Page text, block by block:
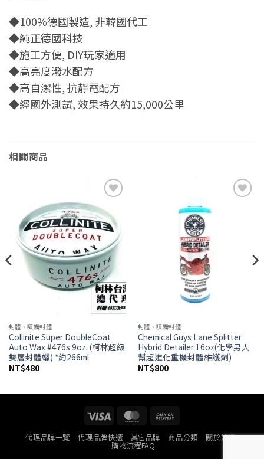
◆100%德國製造, 非韓國代工
◆純正德國科技
◆施工方便, DIY玩家適用
◆高亮度潑水配方
◆高自潔性, 抗靜電配方
◆經國外測試, 效果持久約15,000公里
相關商品
Add to
wishlist
封體、噴霧封體
Collinite Super DoubleCoat
Auto Wax #476s 9oz. (柯林超級
雙層封體蠟) *約266ml
NT$480
封體、噴霧封體
Chemical Guys Lane Splitter
Hybrid Detailer 16oz(化學男人
幫超進化重機封體維護劑)
NT$800
Visa MasterCard
Delivery
代理品牌一覽 代理品牌快選 其它品牌 商品分類 關於好蠟
購物流程FAQ